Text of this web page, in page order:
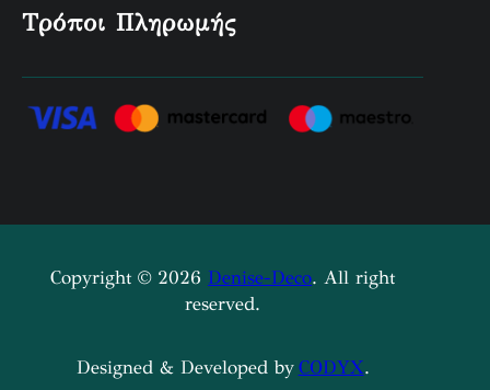
Τρόποι Πληρωμής
Copyright © 2026 Denise-Deco. All right
reserved.
Designed & Developed byCODYX.